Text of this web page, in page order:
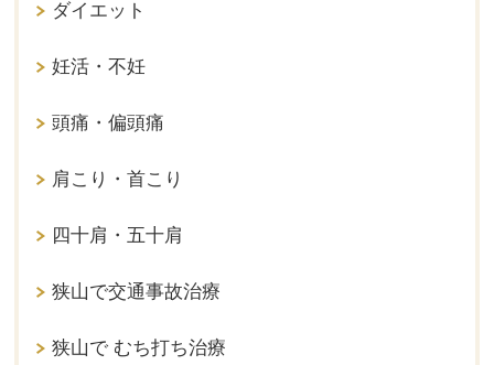
ダイエット
妊活・不妊
頭痛・偏頭痛
肩こり・首こり
四十肩・五十肩
狭山で交通事故治療
狭山で むち打ち治療